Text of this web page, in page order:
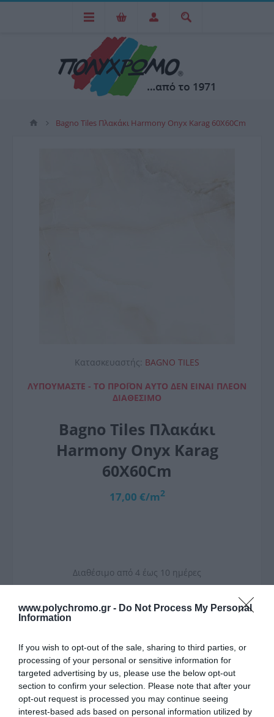
www.polychromo.gr - Do Not Process My Personal
Information
If you wish to opt-out of the sale, sharing to third parties, or
processing of your personal or sensitive information for
targeted advertising by us, please use the below opt-out
section to confirm your selection. Please note that after your
opt-out request is processed you may continue seeing
interest-based ads based on personal information utilized by
Bagno Tiles Πλακάκι Harmony Onyx Karag 60X60Cm
Κατασκευαστής: BAGNO TILES
ΛΥΠΟΎΜΑΣΤΕ - ΤΟ ΠΡΟΪΌΝ ΑΥΤΌ ΔΕΝ ΕΊΝΑΙ ΠΛΈΟΝ
ΔΙΑΘΈΣΙΜΟ
Bagno Tiles Πλακάκι
Harmony Onyx Karag
60X60Cm
17,00 €/m2
Διαθέσιμο από 4 έως 10 ημέρες
ΚΩΔΙΚΟΣ: HARO6060